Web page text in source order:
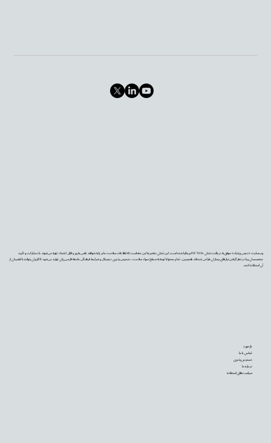
وب‌سایت «دیجی‌پزشک» موفق به دریافت نشان PIF TICK بریتانیا شده است. این نشان معتبر به این معناست که اطلاعات سلامت ما بر پایه شواهد علمی به‌روز و قابل اعتماد تهیه می‌شوند، با مشارکت و تأیید
متخصصان و با در نظر گرفتن نیازهای بیماران طراحی شده‌اند. همچنین، تمام محتوا با توجه به سطح سواد سلامت، دسترس‌پذیری دیجیتال و شرایط فرهنگی جامعه فارسی‌زبان تولید می‌شود تا کاربران بتوانند با اطمینان از
آن استفاده کنند.
بازخورد
تماس با ما
دسترس‌پذیری
درباره ما
سیاست‌های استفاده